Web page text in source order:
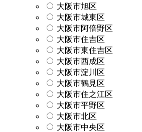
大阪市旭区
大阪市城東区
大阪市阿倍野区
大阪市住吉区
大阪市東住吉区
大阪市西成区
大阪市淀川区
大阪市鶴見区
大阪市住之江区
大阪市平野区
大阪市北区
大阪市中央区